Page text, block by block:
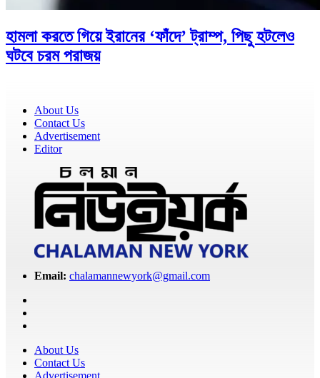
হামলা করতে গিয়ে ইরানের ‘ফাঁদে’ ট্রাম্প, পিছু হটলেও
ঘটবে চরম পরাজয়
About Us
Contact Us
Advertisement
Editor
Email: chalamannewyork@gmail.com
About Us
Contact Us
Advertisement